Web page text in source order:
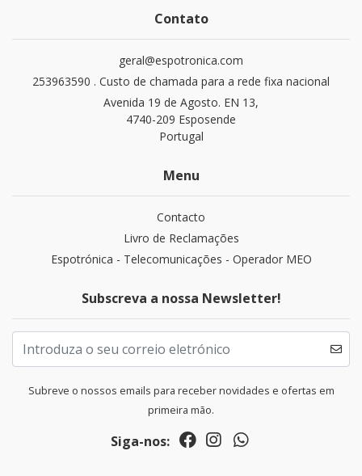
Contato
geral@espotronica.com
253963590 . Custo de chamada para a rede fixa nacional
Avenida 19 de Agosto. EN 13,
4740-209 Esposende
Portugal
Menu
Contacto
Livro de Reclamações
Espotrónica - Telecomunicações - Operador MEO
Subscreva a nossa Newsletter!
Subreve o nossos emails para receber novidades e ofertas em
primeira mão.
Siga-nos: